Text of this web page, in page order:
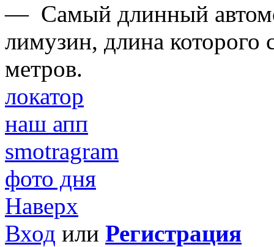
— Самый длинный
лимузин, длина которого
метров.
локатор
наш апп
smotragram
фото дня
Наверх
Вход или Регистрация